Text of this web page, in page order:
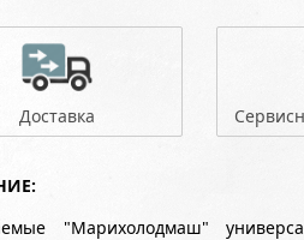
Доставка
"Марихолодмаш"